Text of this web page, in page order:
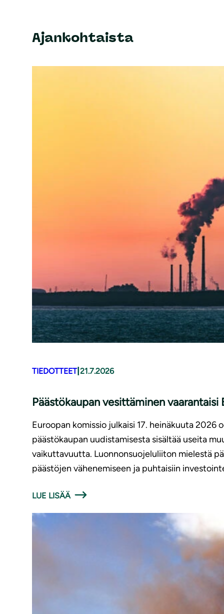
Ajankohtaista
TIEDOTTEET| 21.7.2026
Päästökaupan vesittäminen
Euroopan komissio julkaisi 17. heinäkuuta
päästökaupan uudistamisesta sisältää useita
vaikuttavuutta. Luonnonsuojeluliiton mielestä
päästöjen vähenemiseen ja puhtaisiin
LUE LISÄÄ